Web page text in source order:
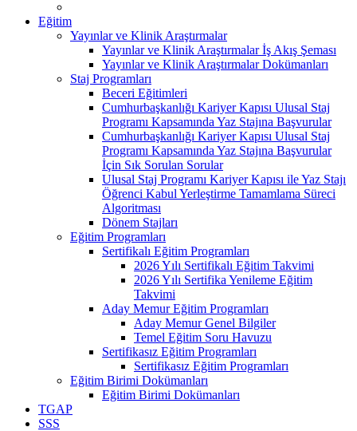
Eğitim
Yayınlar ve Klinik Araştırmalar
Yayınlar ve Klinik Araştırmalar İş Akış Şeması
Yayınlar ve Klinik Araştırmalar Dokümanları
Staj Programları
Beceri Eğitimleri
Cumhurbaşkanlığı Kariyer Kapısı Ulusal Staj
Programı Kapsamında Yaz Stajına Başvurular
Cumhurbaşkanlığı Kariyer Kapısı Ulusal Staj
Programı Kapsamında Yaz Stajına Başvurular
İçin Sık Sorulan Sorular
Ulusal Staj Programı Kariyer Kapısı ile Yaz Stajı
Öğrenci Kabul Yerleştirme Tamamlama Süreci
Algoritması
Dönem Stajları
Eğitim Programları
Sertifikalı Eğitim Programları
2026 Yılı Sertifikalı Eğitim Takvimi
2026 Yılı Sertifika Yenileme Eğitim
Takvimi
Aday Memur Eğitim Programları
Aday Memur Genel Bilgiler
Temel Eğitim Soru Havuzu
Sertifikasız Eğitim Programları
Sertifikasız Eğitim Programları
Eğitim Birimi Dokümanları
Eğitim Birimi Dokümanları
TGAP
SSS